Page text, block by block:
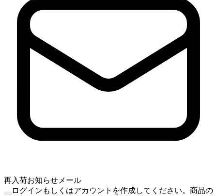
再入荷お知らせメール
ログインもしくはアカウントを作成してください。商品の